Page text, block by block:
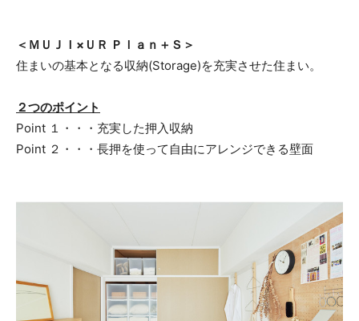
＜ＭＵＪＩ×ＵＲ Ｐｌａｎ＋Ｓ＞
住まいの基本となる収納(Storage)を充実させた住まい。
２つのポイント
Point １・・・充実した押入収納
Point ２・・・長押を使って自由にアレンジできる壁面